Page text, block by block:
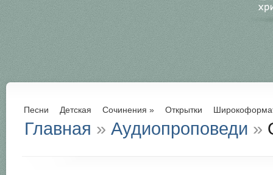
Песни Детская Сочинения » Открытки
Главная » Аудиопроповеди »